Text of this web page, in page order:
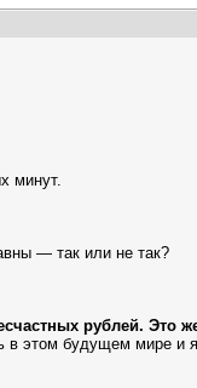
минут.
— так или не так?
рублей. Это
в этом будущем мире и